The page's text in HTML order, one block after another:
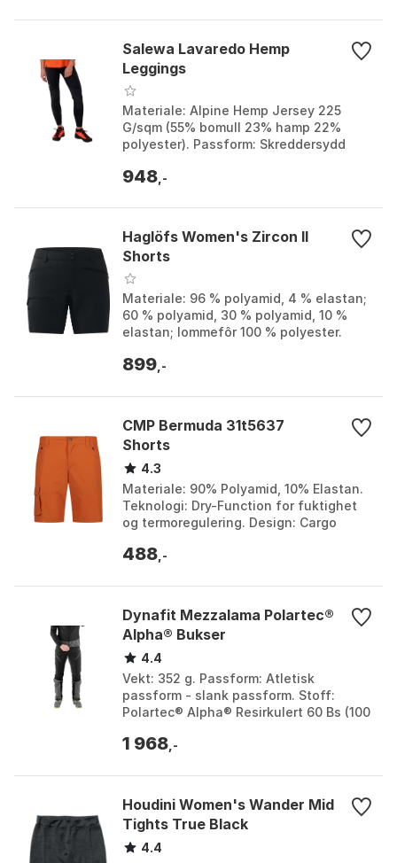
Salewa Lavaredo Hemp
Leggings
Materiale: Alpine Hemp Jersey 225
G/sqm (55% bomull 23% hamp 22%
polyester). Passform: Skreddersydd
Elastisk flat midjejust...
948 ,-
Haglöfs Women's Zircon II
Shorts
Materiale: 96 % polyamid, 4 % elastan;
60 % polyamid, 30 % polyamid, 10 %
elastan; lommefôr 100 % polyester.
midje og hempe...
899 ,-
CMP Bermuda 31t5637
Shorts
4.3
Materiale: 90% Polyamid, 10% Elastan.
Teknologi: Dry-Function for fuktighet
og termoregulering. Design: Cargo
glidelåslommer. Vask...
488 ,-
Dynafit Mezzalama Polartec®
Alpha® Bukser
4.4
Vekt: 352 g. Passform: Atletisk
passform - slank passform. Stoff:
Polartec® Alpha® Resirkulert 60 Bs (100
vannavstøtende, pus...
1 968 ,-
Houdini Women's Wander Mid
Tights True Black
4.4